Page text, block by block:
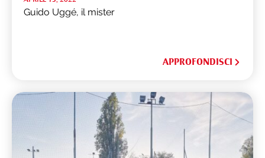
Guido Uggé, il mister
APPROFONDISCI